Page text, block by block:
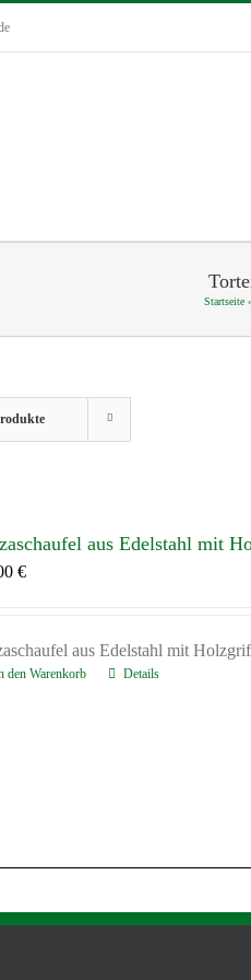
Startseite
aus Edelstahl mit
€
aus Edelstahl mit
den Warenkorb Details